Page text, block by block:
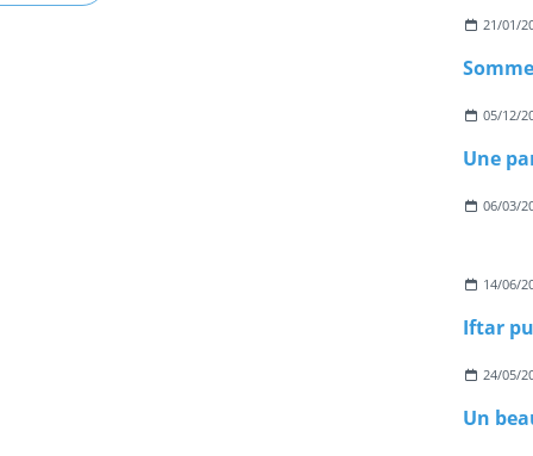
21/01/
05/12/
06/03/
14/06/
Iftar
24/05/
Un